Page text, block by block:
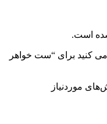
است.
می کنید برای “ست خواهر
موردنیاز